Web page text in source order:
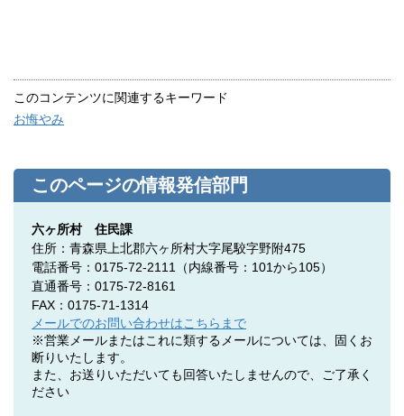
このコンテンツに関連するキーワード
お悔やみ
このページの情報発信部門
六ヶ所村 住民課
住所：青森県上北郡六ヶ所村大字尾駮字野附475
電話番号：0175-72-2111（内線番号：101から105）
直通番号：0175-72-8161
FAX：0175-71-1314
メールでのお問い合わせはこちらまで
※営業メールまたはこれに類するメールについては、固くお
断りいたします。
また、お送りいただいても回答いたしませんので、ご了承く
ださい